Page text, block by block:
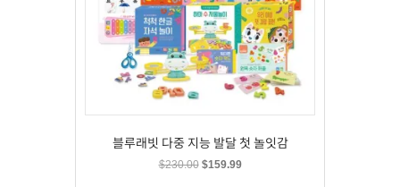
블루래빗 다중 지능 발달 첫 놀잇감
$230.00 Original
$159.99Current